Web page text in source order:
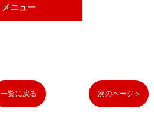
メニュー
一覧に戻る 次のページ >